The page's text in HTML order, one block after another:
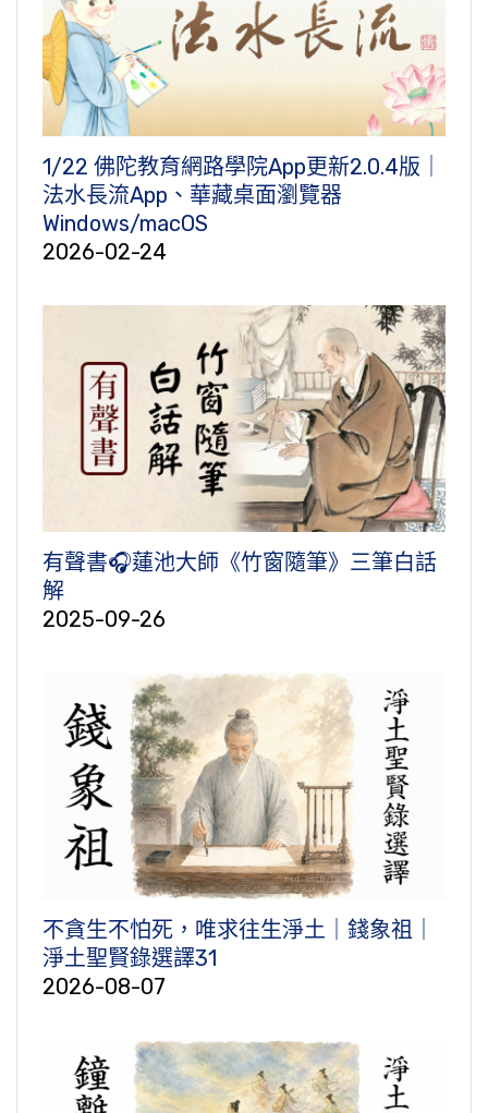
1/22 佛陀教育網路學院App更新2.0.4版｜
法水長流App、華藏桌面瀏覽器
Windows/macOS
2026-02-24
有聲書🎧蓮池大師《竹窗隨筆》三筆白話
解
2025-09-26
不貪生不怕死，唯求往生淨土｜錢象祖｜
淨土聖賢錄選譯31
2026-08-07